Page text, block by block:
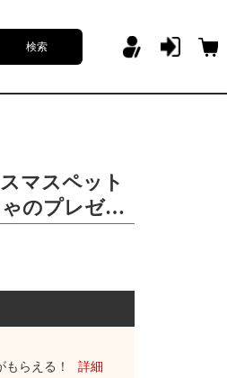
検索
マスペット
のプレゼン
らえる！ 詳細